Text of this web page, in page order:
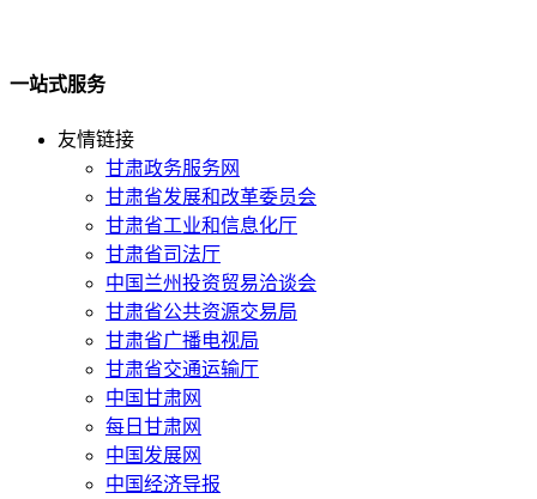
一站式服务
友情链接
甘肃政务服务网
甘肃省发展和改革委员会
甘肃省工业和信息化厅
甘肃省司法厅
中国兰州投资贸易洽谈会
甘肃省公共资源交易局
甘肃省广播电视局
甘肃省交通运输厅
中国甘肃网
每日甘肃网
中国发展网
中国经济导报